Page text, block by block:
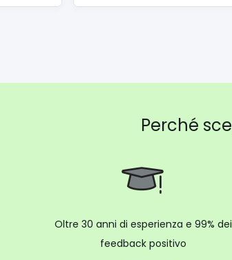
Perché
Oltre 30 anni di esperienza e 99% dei
feedback positivo